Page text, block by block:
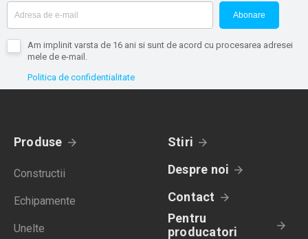
Abonare
Am implinit varsta de 16 ani si sunt de acord cu procesarea adresei
mele de e-mail.
Politica de confidentialitate
Produse
Constructii
Echipamente
Unelte
Stiri
Despre noi
Contact
Pentru
producatori